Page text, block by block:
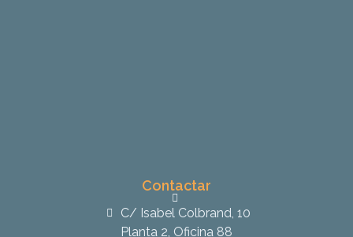
Contactar
C/ Isabel Colbrand, 10
Planta 2, Oficina 88